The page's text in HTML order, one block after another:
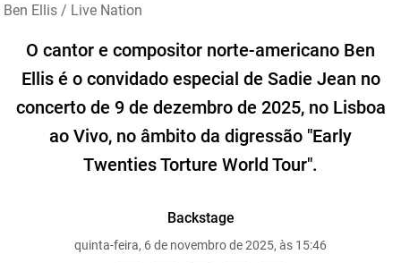
Ben Ellis / Live Nation
O cantor e compositor norte-americano Ben
Ellis é o convidado especial de Sadie Jean no
concerto de 9 de dezembro de 2025, no Lisboa
ao Vivo, no âmbito da digressão "Early
Twenties Torture World Tour".
Backstage
quinta-feira, 6 de novembro de 2025, às 15:46